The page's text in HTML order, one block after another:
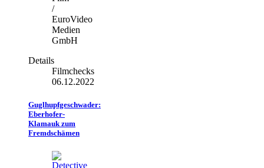
/
EuroVideo
Medien
GmbH
Details
Filmchecks
06.12.2022
Guglhupfgeschwader:
Eberhofer-
Klamauk zum
Fremdschämen